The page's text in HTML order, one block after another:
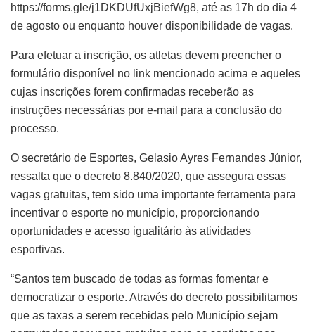
https://forms.gle/j1DKDUfUxjBiefWg8, até as 17h do dia 4
de agosto ou enquanto houver disponibilidade de vagas.
Para efetuar a inscrição, os atletas devem preencher o
formulário disponível no link mencionado acima e aqueles
cujas inscrições forem confirmadas receberão as
instruções necessárias por e-mail para a conclusão do
processo.
O secretário de Esportes, Gelasio Ayres Fernandes Júnior,
ressalta que o decreto 8.840/2020, que assegura essas
vagas gratuitas, tem sido uma importante ferramenta para
incentivar o esporte no município, proporcionando
oportunidades e acesso igualitário às atividades
esportivas.
“Santos tem buscado de todas as formas fomentar e
democratizar o esporte. Através do decreto possibilitamos
que as taxas a serem recebidas pelo Município sejam